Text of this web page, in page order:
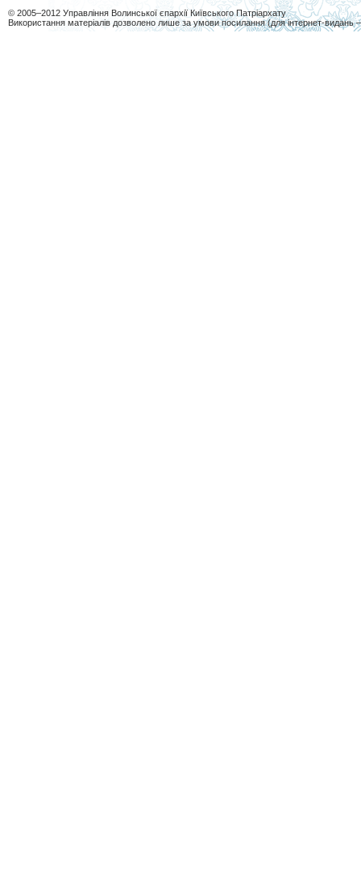
© 2005–2012 Управління Волинської єпархії Київського Патріархату
Використання матеріалів дозволено лише за умови посилання (для інтернет-видань